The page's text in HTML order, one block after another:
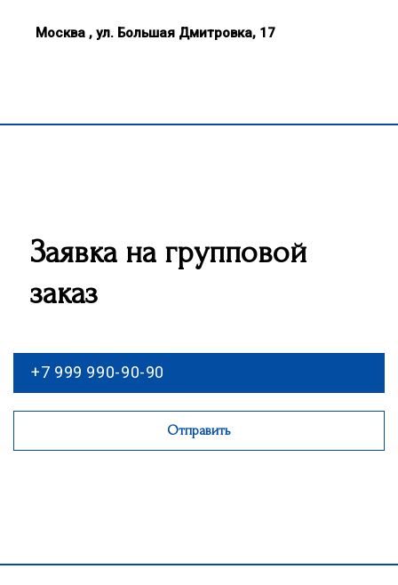
Москва , ул. Большая Дмитровка, 17
Заявка на групповой
заказ
Отправить